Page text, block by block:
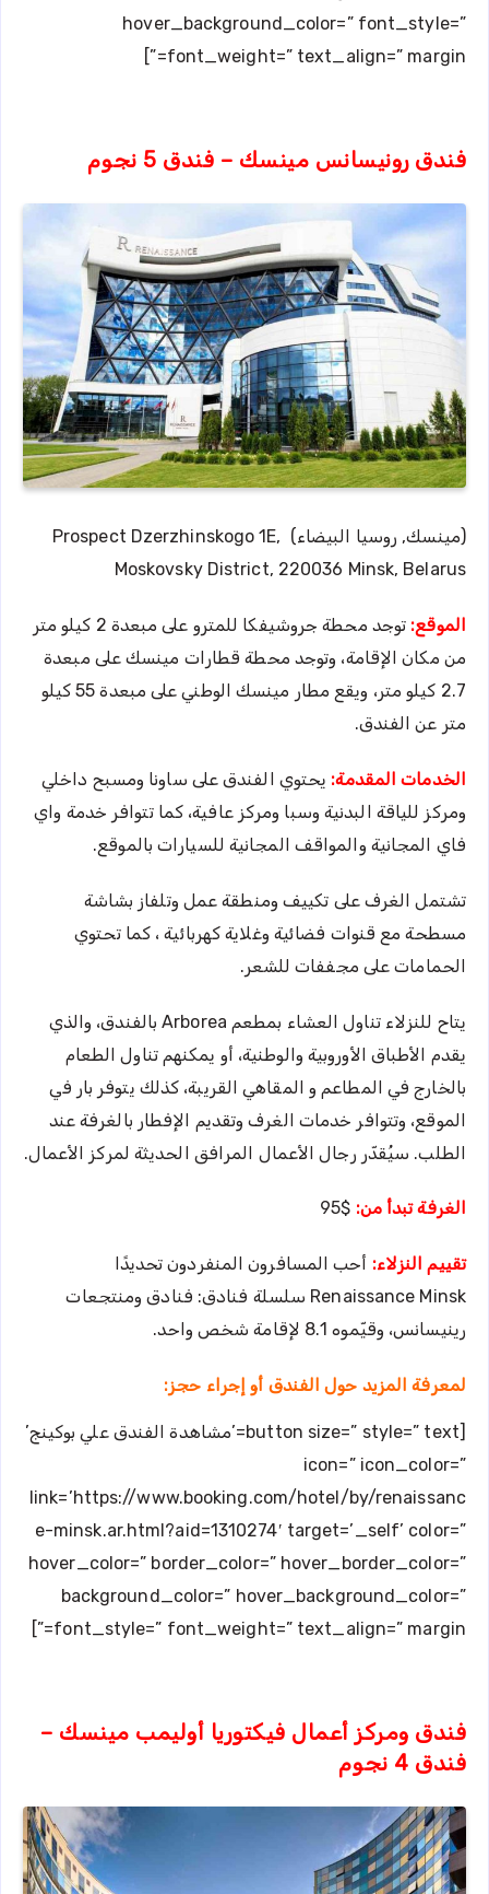
hover_background_color=” font_style=”
font_weight=” text_align=” margin=”]
فندق رونيسانس مينسك – فندق 5 نجوم
(مينسك, روسيا البيضاء) Prospect Dzerzhinskogo 1E,
Moskovsky District, 220036 Minsk, Belarus
الموقع:
توجد محطة جروشيفكا للمترو على مبعدة 2 كيلو متر
من مكان الإقامة، وتوجد محطة قطارات مينسك على مبعدة
2.7 كيلو متر، ويقع مطار مينسك الوطني على مبعدة 55 كيلو
متر عن الفندق.
الخدمات المقدمة: يحتوي الفندق على ساونا ومسبح داخلي
ومركز للياقة البدنية وسبا ومركز عافية، كما تتوافر خدمة واي
فاي المجانية والمواقف المجانية للسيارات بالموقع.
تشتمل الغرف على تكييف ومنطقة عمل وتلفاز بشاشة
مسطحة مع قنوات فضائية وغلاية كهربائية ، كما تحتوي
الحمامات على مجففات للشعر.
يتاح للنزلاء تناول العشاء بمطعم Arborea بالفندق، والذي
يقدم الأطباق الأوروبية والوطنية، أو يمكنهم تناول الطعام
بالخارج في المطاعم و المقاهي القريبة، كذلك يتوفر بار في
الموقع، وتتوافر خدمات الغرف وتقديم الإفطار بالغرفة عند
الطلب. سيُقدّر رجال الأعمال المرافق الحديثة لمركز الأعمال.
الغرفة تبدأ من: $95
تقييم النزلاء: أحب المسافرون المنفردون تحديدًا
Renaissance Minsk سلسلة فنادق: فنادق ومنتجعات
رينيسانس، وقيّموه 8.1 لإقامة شخص واحد.
لمعرفة المزيد حول الفندق أو إجراء حجز:
[button size=” style=” text=’مشاهدة الفندق علي بوكينج’
icon=” icon_color=”
link=’https://www.booking.com/hotel/by/renaissanc
e-minsk.ar.html?aid=1310274′ target=’_self’ color=”
hover_color=” border_color=” hover_border_color=”
background_color=” hover_background_color=”
font_style=” font_weight=” text_align=” margin=”]
فندق ومركز أعمال فيكتوريا أوليمب مينسك –
فندق 4 نجوم